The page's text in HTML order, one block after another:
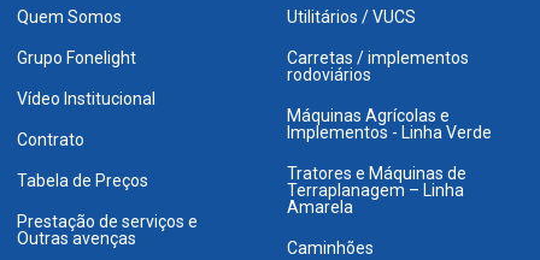
Quem Somos
Grupo Fonelight
Vídeo Institucional
Contrato
Tabela de Preços
Prestação de serviços e
Outras avenças
Utilitários / VUCS
Carretas / implementos
rodoviários
Máquinas Agrícolas e
Implementos - Linha Verde
Tratores e Máquinas de
Terraplanagem – Linha
Amarela
Caminhões